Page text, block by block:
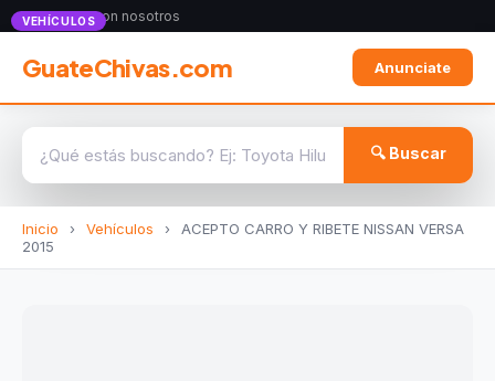
Anunciate con nosotros
GuateChivas.com Anunciate
🔍 Buscar
Inicio › Vehículos ›
ACEPTO CARRO Y RIBETE NISSAN VERSA
2015
VEHÍCULOS